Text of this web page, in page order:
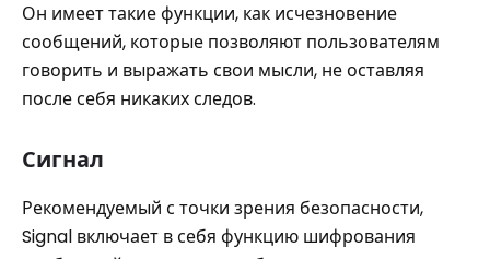
Он имеет такие функции, как исчезновение
сообщений, которые позволяют пользователям
говорить и выражать свои мысли, не оставляя
после себя никаких следов.
Сигнал
Рекомендуемый с точки зрения безопасности,
Signal включает в себя функцию шифрования